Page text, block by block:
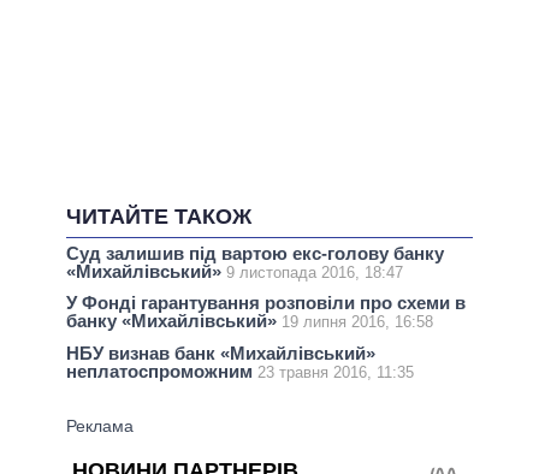
ЧИТАЙТЕ ТАКОЖ
Суд залишив під вартою екс-голову банку
«Михайлівський» 9 листопада 2016, 18:47
У Фонді гарантування розповіли про схеми в
банку «Михайлівський» 19 липня 2016, 16:58
НБУ визнав банк «Михайлівський»
неплатоспроможним 23 травня 2016, 11:35